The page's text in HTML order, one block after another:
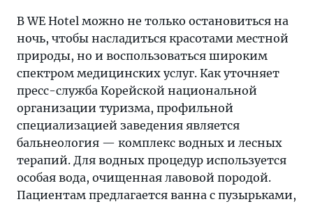
В WE Hotel можно не только остановиться на
ночь, чтобы насладиться красотами местной
природы, но и воспользоваться широким
спектром медицинских услуг. Как уточняет
пресс-служба Корейской национальной
организации туризма, профильной
специализацией заведения является
бальнеология — комплекс водных и лесных
терапий. Для водных процедур используется
особая вода, очищенная лавовой породой.
Пациентам предлагается ванна с пузырьками,